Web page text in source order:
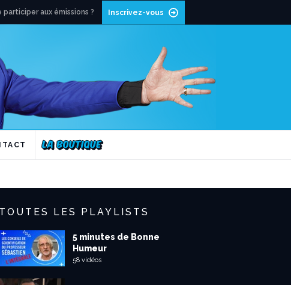
participer aux émissions ? Inscrivez-vous
TOUTES LES PLAYLISTS
5 minutes de Bonne
Humeur
58 vidéos